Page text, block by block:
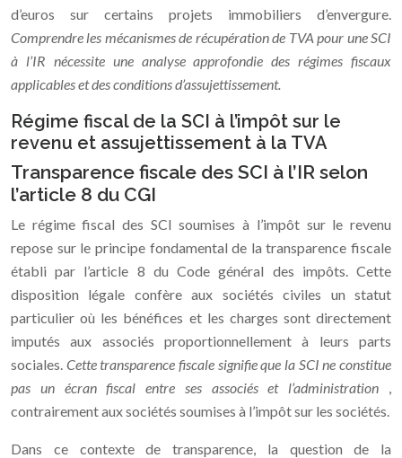
d’euros sur certains projets immobiliers d’envergure.
Comprendre les mécanismes de récupération de TVA pour une SCI
à l’IR nécessite une analyse approfondie des régimes fiscaux
applicables et des conditions d’assujettissement.
Régime fiscal de la SCI à l’impôt sur le
revenu et assujettissement à la TVA
Transparence fiscale des SCI à l’IR selon
l’article 8 du CGI
Le régime fiscal des SCI soumises à l’impôt sur le revenu
repose sur le principe fondamental de la transparence fiscale
établi par l’article 8 du Code général des impôts. Cette
disposition légale confère aux sociétés civiles un statut
particulier où les bénéfices et les charges sont directement
imputés aux associés proportionnellement à leurs parts
sociales. Cette transparence fiscale signifie que la SCI ne constitue
pas un écran fiscal entre ses associés et l’administration ,
contrairement aux sociétés soumises à l’impôt sur les sociétés.
Dans ce contexte de transparence, la question de la